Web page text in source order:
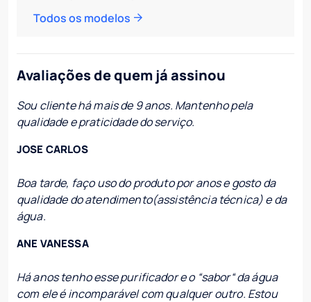
Todos os modelos
Avaliações de quem já assinou
Sou cliente há mais de 9 anos. Mantenho pela
qualidade e praticidade do serviço.
JOSE CARLOS
Boa tarde, faço uso do produto por anos e gosto da
qualidade do atendimento(assistência técnica) e da
água.
ANE VANESSA
Há anos tenho esse purificador e o “sabor“ da água
com ele é incomparável com qualquer outro. Estou